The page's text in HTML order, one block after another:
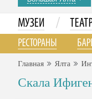
МУЗЕИ /
РЕСТОРАНЫ
Главная Ялта
Скала